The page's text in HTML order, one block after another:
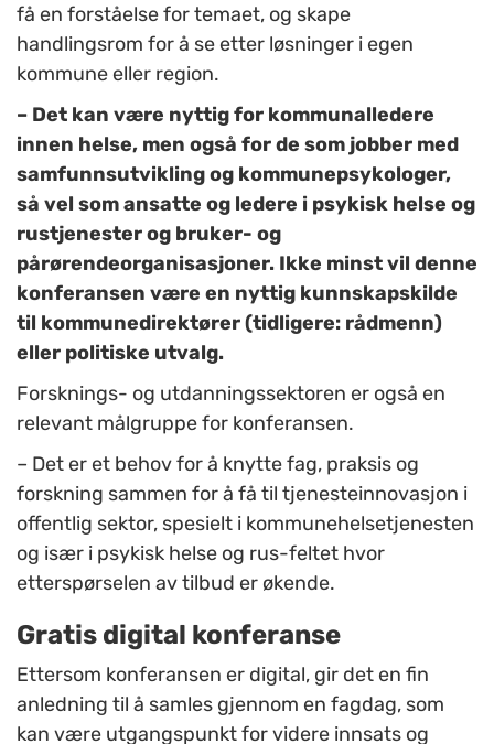
få en forståelse for temaet, og skape
handlingsrom for å se etter løsninger i egen
kommune eller region.
– Det kan være nyttig for kommunalledere
innen helse, men også for de som jobber med
samfunnsutvikling og kommunepsykologer,
så vel som ansatte og ledere i psykisk helse og
rustjenester og bruker- og
pårørendeorganisasjoner. Ikke minst vil denne
konferansen være en nyttig kunnskapskilde
til kommunedirektører (tidligere: rådmenn)
eller politiske utvalg.
Forsknings- og utdanningssektoren er også en
relevant målgruppe for konferansen.
– Det er et behov for å knytte fag, praksis og
forskning sammen for å få til tjenesteinnovasjon i
offentlig sektor, spesielt i kommunehelsetjenesten
og især i psykisk helse og rus-feltet hvor
etterspørselen av tilbud er økende.
Gratis digital konferanse
Ettersom konferansen er digital, gir det en fin
anledning til å samles gjennom en fagdag, som
kan være utgangspunkt for videre innsats og